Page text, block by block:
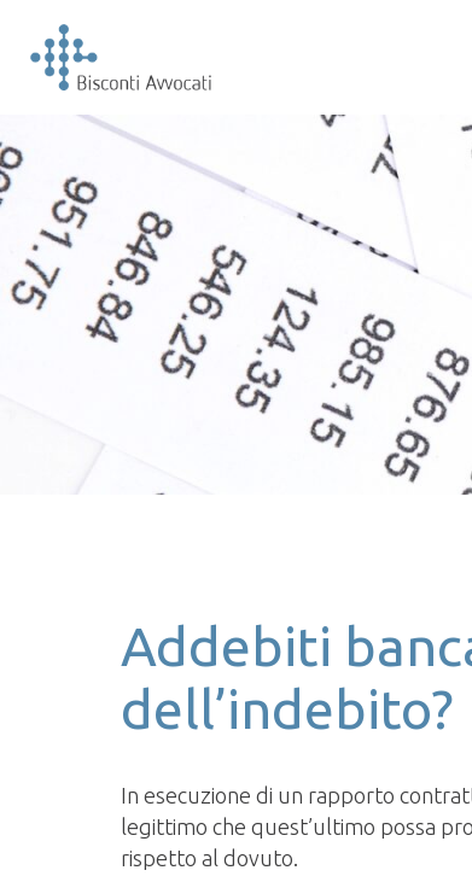
Addebiti
dell’indebito?
In esecuzione di un rapporto
legittimo che quest’ultimo possa
rispetto al dovuto.